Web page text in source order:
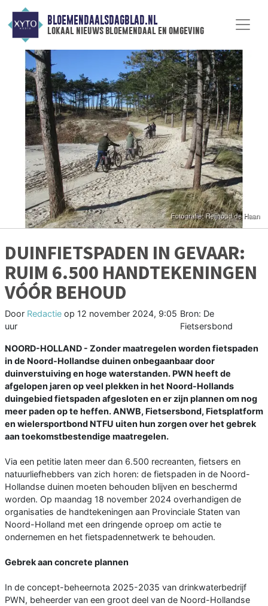
BLOEMENDAALSDAGBLAD.NL
lokaal nieuws bloemendaal en omgeving
DUINFIETSPADEN IN GEVAAR:
RUIM 6.500 HANDTEKENINGEN
VÓÓR BEHOUD
Door Redactie op 12 november 2024, 9:05
uur
Bron: De
Fietsersbond
NOORD-HOLLAND - Zonder maatregelen worden fietspaden
in de Noord-Hollandse duinen onbegaanbaar door
duinverstuiving en hoge waterstanden. PWN heeft de
afgelopen jaren op veel plekken in het Noord-Hollands
duingebied fietspaden afgesloten en er zijn plannen om nog
meer paden op te heffen. ANWB, Fietsersbond, Fietsplatform
en wielersportbond NTFU uiten hun zorgen over het gebrek
aan toekomstbestendige maatregelen.
Via een petitie laten meer dan 6.500 recreanten, fietsers en
natuurliefhebbers van zich horen: de fietspaden in de Noord-
Hollandse duinen moeten behouden blijven en beschermd
worden. Op maandag 18 november 2024 overhandigen de
organisaties de handtekeningen aan Provinciale Staten van
Noord-Holland met een dringende oproep om actie te
ondernemen en het fietspadennetwerk te behouden.
Gebrek aan concrete plannen
In de concept-beheernota 2025-2035 van drinkwaterbedrijf
PWN, beheerder van een groot deel van de Noord-Hollandse